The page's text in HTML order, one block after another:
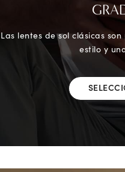
Las lentes de sol clásicas
estilo y